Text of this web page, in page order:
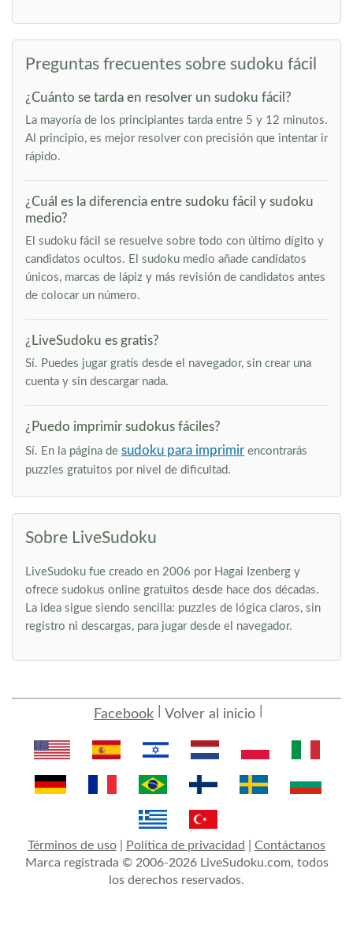
Preguntas frecuentes sobre sudoku fácil
¿Cuánto se tarda en resolver un sudoku fácil?
La mayoría de los principiantes tarda entre 5 y 12 minutos.
Al principio, es mejor resolver con precisión que intentar ir
rápido.
¿Cuál es la diferencia entre sudoku fácil y sudoku
medio?
El sudoku fácil se resuelve sobre todo con último dígito y
candidatos ocultos. El sudoku medio añade candidatos
únicos, marcas de lápiz y más revisión de candidatos antes
de colocar un número.
¿LiveSudoku es gratis?
Sí. Puedes jugar gratis desde el navegador, sin crear una
cuenta y sin descargar nada.
¿Puedo imprimir sudokus fáciles?
Sí. En la página de sudoku para imprimir encontrarás
puzzles gratuitos por nivel de dificultad.
Sobre LiveSudoku
LiveSudoku fue creado en 2006 por Hagai Izenberg y
ofrece sudokus online gratuitos desde hace dos décadas.
La idea sigue siendo sencilla: puzzles de lógica claros, sin
registro ni descargas, para jugar desde el navegador.
Facebook Volver al inicio
Términos de uso Política de privacidad
Contáctanos
Marca registrada © 2006-2026 LiveSudoku.com, todos
los derechos reservados.